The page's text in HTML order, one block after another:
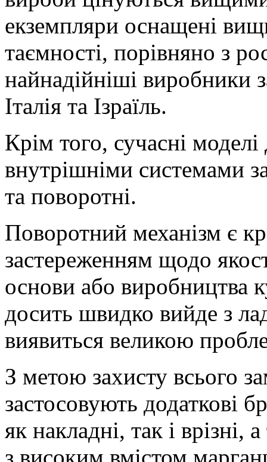
екземпляри оснащені
таємності, порівняно з
найнадійніші виробники
Італія та Ізраїль.
Крім того, сучасні
внутрішніми системами
та поворотні.
Поворотний механізм є
застереженням щодо
основи або виробництва
досить швидко вийде з
виявиться великою
З метою захисту всього
застосовують додаткові
як накладні, так і
з високим вмістом